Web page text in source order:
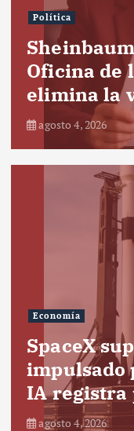
Política
Oficina de
elimina la
agosto 4, 2026
Economía
SpaceX
impulsado
IA registra
agosto 4, 2026